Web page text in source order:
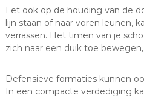
Let ook op de houding van de
lijn staan of naar voren leunen,
verrassen. Het timen van je
zich naar een duik toe
Defensieve formaties kunnen
In een compacte verdediging